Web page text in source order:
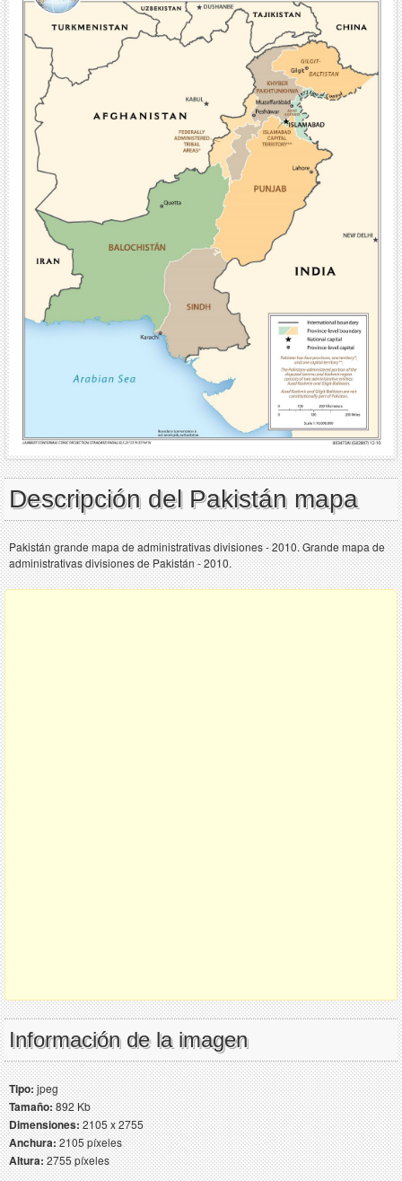
Descripción del Pakistán mapa
Pakistán grande mapa de administrativas divisiones - 2010. Grande mapa de
administrativas divisiones de Pakistán - 2010.
Información de la imagen
Tipo:jpeg
Tamaño:892 Kb
Dimensiones:2105 x 2755
Anchura:2105 píxeles
Altura:2755 píxeles